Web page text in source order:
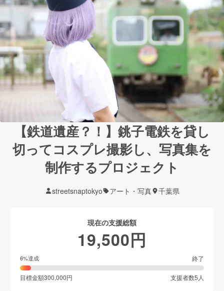
【鉄道遺産？！】銚子電鉄を貸し
切ってコスプレ撮影し、写真集を
制作するプロジェクト
streetsnaptokyo アート・写真 千葉県
現在の支援総額
19,500円
6%達成 終了
目標金額300,000円 支援者数5 人